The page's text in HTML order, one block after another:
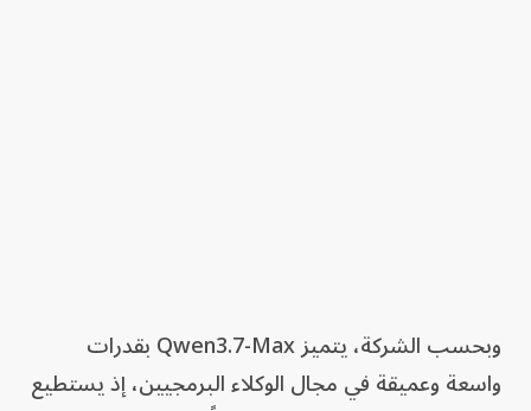
وبحسب الشركة، يتميز Qwen3.7-Max بقدرات
واسعة وعميقة في مجال الوكلاء البرمجيين، إذ يستطيع